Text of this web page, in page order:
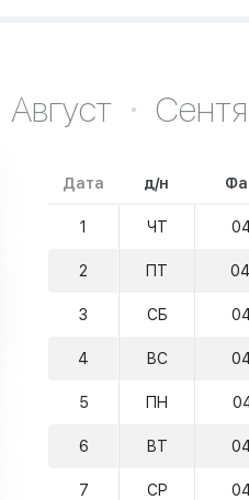
Август
Дата д/н
1 ЧТ
2 ПТ
3 СБ
4 ВС
5 ПН
6 ВТ
7 СР